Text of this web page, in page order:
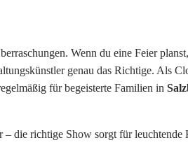
Wenn du eine Feier
genau das Richtige. Als
für begeisterte Familien in
– die richtige Show sorgt für leuchtende